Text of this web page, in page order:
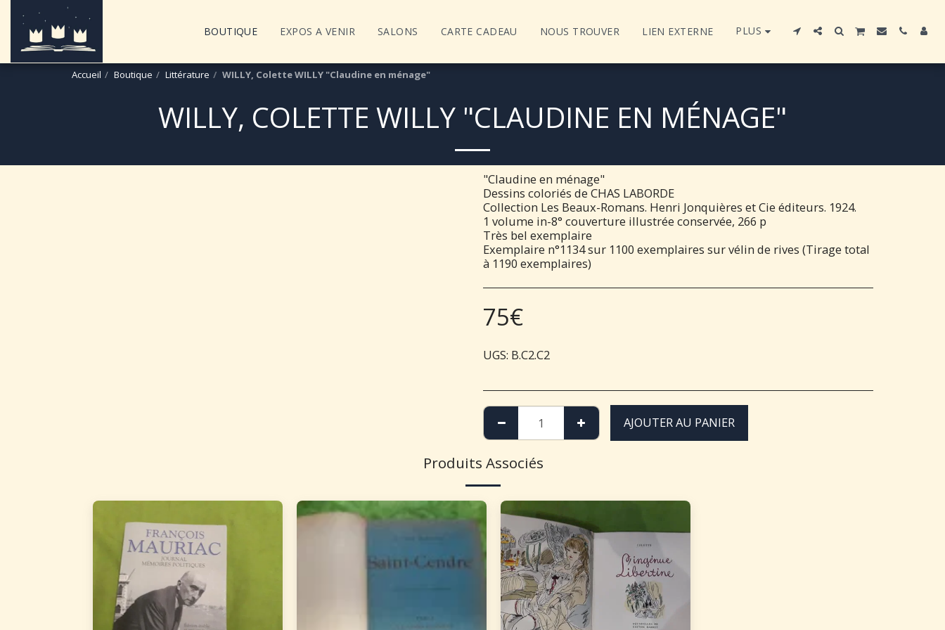
BOUTIQUE EXPOS A VENIR SALONS CARTE CADEAU NOUS TROUVER LIEN EXTERNE PLUS
Accueil Boutique Littérature WILLY, Colette WILLY "Claudine en ménage"
WILLY, COLETTE WILLY "CLAUDINE EN MÉNAGE"
"Claudine en ménage"
Dessins coloriés de CHAS LABORDE
Collection Les Beaux-Romans. Henri Jonquières et Cie éditeurs. 1924.
1 volume in-8° couverture illustrée conservée, 266 p
Très bel exemplaire
Exemplaire n°1134 sur 1100 exemplaires sur vélin de rives (Tirage total
à 1190 exemplaires)
75€
UGS: B.C2.C2
AJOUTER AU PANIER
Produits Associés